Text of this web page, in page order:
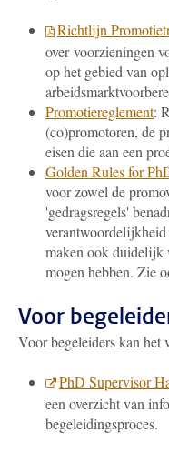
Richtlijn
over voorzieningen
op het gebied van
Promotiereglement:
(co)promotoren, de
eisen die aan een
Golden Rules for
voor zowel de
'gedragsregels'
maken ook duidelijk
mogen hebben. Zie
Voor
Voor begeleiders kan het
PhD Supervisor
een overzicht van
begeleidingsproces.